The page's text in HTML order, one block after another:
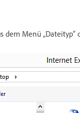
dem Menü „Dateityp“